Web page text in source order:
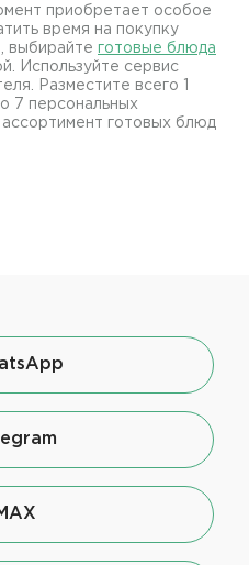
приобретает особое
время на покупку
выбирайте готовые блюда
Используйте сервис
Разместите всего 1
7 персональных
готовых блюд